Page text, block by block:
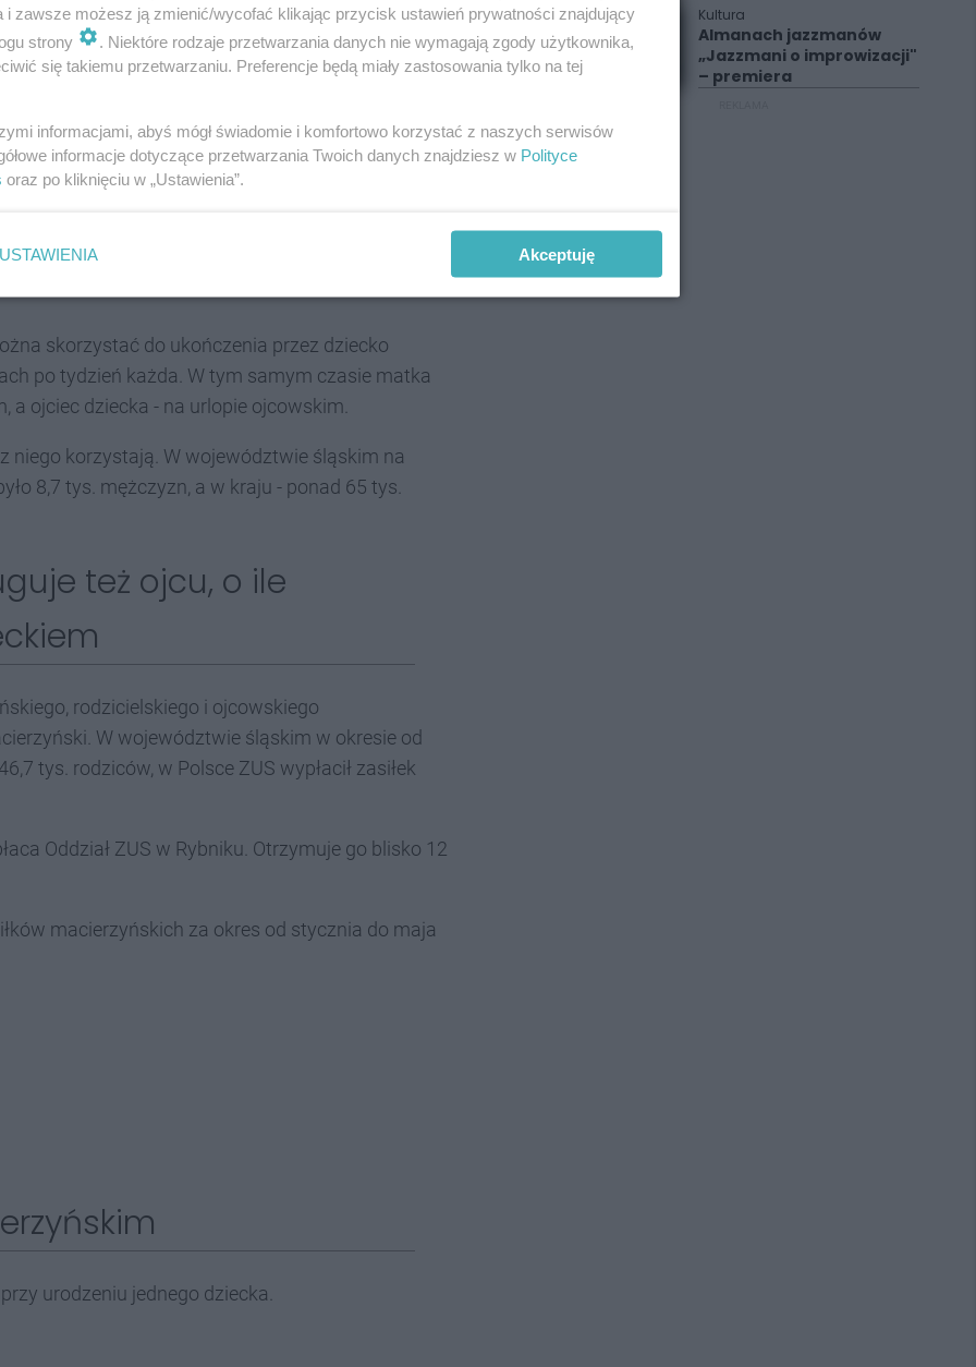
dziecko na wychowanie. Okres ten może się
dziecko.
i mogą go wziąć
ojcowskiego. Trwa on dwa tygodnie i jest
skorzystać do ukończenia przez dziecko
po tydzień każda. W tym samym czasie matka
ojciec dziecka - na urlopie ojcowskim.
niego korzystają. W województwie śląskim na
8,7 tys. mężczyzn, a w kraju - ponad 65 tys.
też ojcu, o ile
rodzicielskiego i ojcowskiego
W województwie śląskim w okresie od
tys. rodziców, w Polsce ZUS wypłacił zasiłek
Oddział ZUS w Rybniku. Otrzymuje go blisko 12
macierzyńskich za okres od stycznia do maja
urodzeniu jednego dziecka.
Kultura
Almanach jazzmanów
„Jazzmani o improwizacji"
– premiera
i zawsze możesz ją zmienić/wycofać klikając przycisk ustawień prywatności znajdujący
strony
. Niektóre rodzaje przetwarzania danych nie wymagają zgody użytkownika,
się takiemu przetwarzaniu. Preferencje będą miały zastosowania tylko na tej
informacjami, abyś mógł świadomie i komfortowo korzystać z naszych serwisów
informacje dotyczące przetwarzania Twoich danych znajdziesz w Polityce
oraz po kliknięciu w „Ustawienia”.
USTAWIENIA Akceptuję